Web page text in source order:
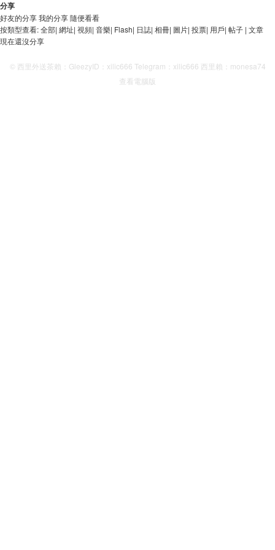
分享
好友的分享我的分享隨便看看
按類型查看:全部| 網址| 視頻| 音樂| Flash| 日誌| 相冊| 圖片| 投票| 用戶| 帖子 | 文章
現在還沒分享
© 西里外送茶賴：GleezyID：xilic666 Telegram：xilic666 西里賴：monesa74
查看電腦版